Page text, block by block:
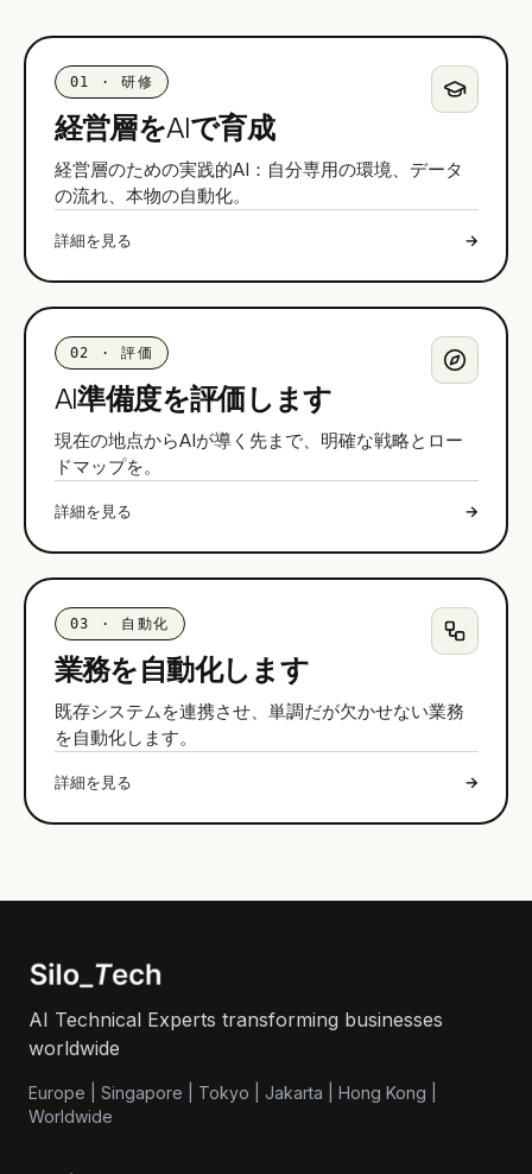
01 · 研修
経営層をAIで育成
経営層のための実践的AI：自分専用の環境、データ
の流れ、本物の自動化。
詳細を見る →
02 · 評価
AI準備度を評価します
現在の地点からAIが導く先まで、明確な戦略とロー
ドマップを。
詳細を見る →
03 · 自動化
業務を自動化します
既存システムを連携させ、単調だが欠かせない業務
を自動化します。
詳細を見る →
AI Technical Experts transforming businesses
worldwide
Europe | Singapore | Tokyo | Jakarta | Hong Kong |
Worldwide